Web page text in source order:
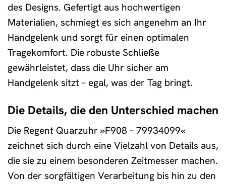
des Designs. Gefertigt aus hochwertigen
Materialien, schmiegt es sich angenehm an Ihr
Handgelenk und sorgt für einen optimalen
Tragekomfort. Die robuste Schließe
gewährleistet, dass die Uhr sicher am
Handgelenk sitzt – egal, was der Tag bringt.
Die Details, die den Unterschied machen
Die Regent Quarzuhr »F908 – 79934099«
zeichnet sich durch eine Vielzahl von Details aus,
die sie zu einem besonderen Zeitmesser machen.
Von der sorgfältigen Verarbeitung bis hin zu den